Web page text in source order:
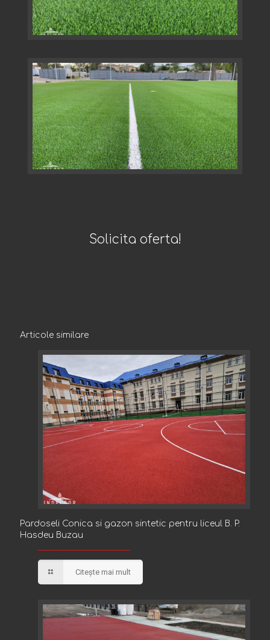
Solicita oferta!
Articole similare
Pardoseli Conica si gazon sintetic pentru liceul B. P.
Hasdeu Buzau
Pardoseli Conica si gazon sintetic pentru liceul B. P.
Hasdeu Buzau
Citește mai mult